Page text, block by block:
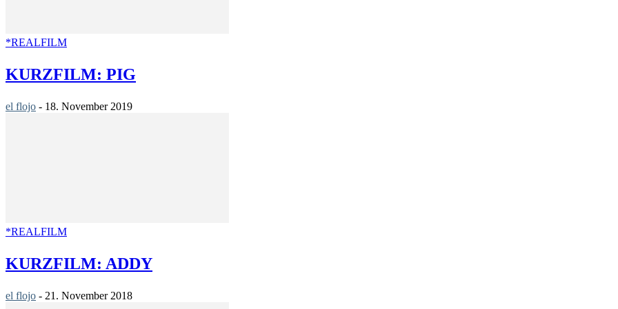
*REALFILM
KURZFILM: PIG
el flojo - 18. November 2019
*REALFILM
KURZFILM: ADDY
el flojo - 21. November 2018